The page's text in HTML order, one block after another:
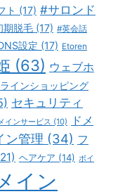
ト (17) #サロンド
期脱毛 (17) #英会話
設定 (17) Etoren
(63) ウェブホ
インショッピング
セキュリティ
インサービス (10)
ドメ
ン管理 (34) フ
ヘアケア (14) ボイ
イン